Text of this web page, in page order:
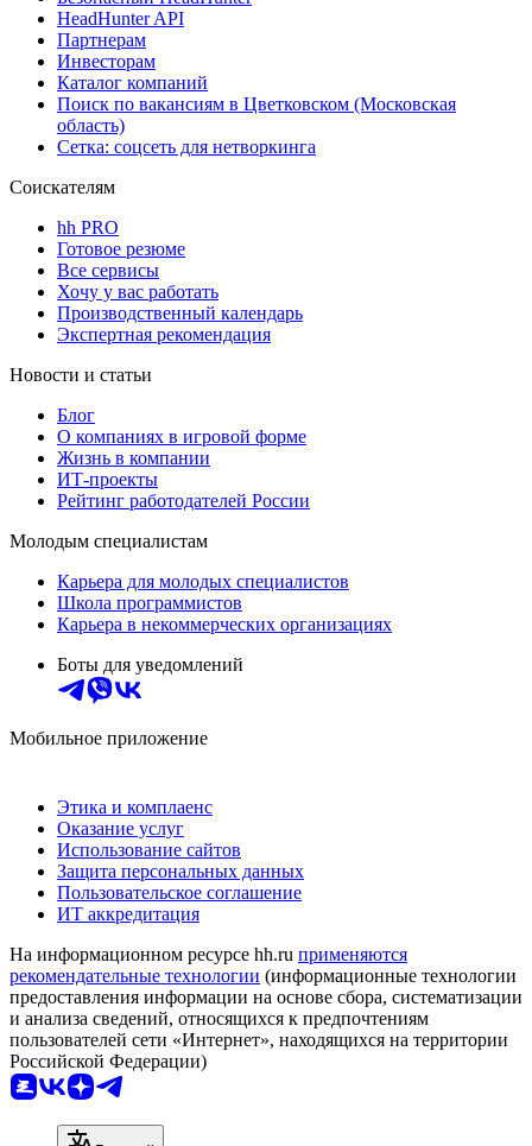
HeadHunter API
Партнерам
Инвесторам
Каталог компаний
Поиск по вакансиям в Цветковском (Московская
область)
Сетка: соцсеть для нетворкинга
Соискателям
hh PRO
Готовое резюме
Все сервисы
Хочу у вас работать
Производственный календарь
Экспертная рекомендация
Новости и статьи
Блог
О компаниях в игровой форме
Жизнь в компании
ИТ-проекты
Рейтинг работодателей России
Молодым специалистам
Карьера для молодых специалистов
Школа программистов
Карьера в некоммерческих организациях
Боты для уведомлений
Мобильное приложение
Этика и комплаенс
Оказание услуг
Использование сайтов
Защита персональных данных
Пользовательское соглашение
ИТ аккредитация
На информационном ресурсе hh.ru применяются
рекомендательные технологии (информационные технологии
предоставления информации на основе сбора, систематизации
и анализа сведений, относящихся к предпочтениям
пользователей сети «Интернет», находящихся на территории
Российской Федерации)